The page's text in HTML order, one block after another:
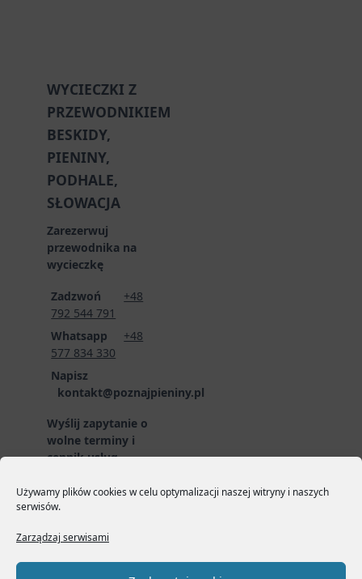
Używamy plików cookies w celu optymalizacji naszej witryny i naszych
serwisów.
Zarządzaj serwisami
WYCIECZKI Z
PRZEWODNIKIEM
BESKIDY,
PIENINY,
PODHALE,
SŁOWACJA
Zarezerwuj
przewodnika na
wycieczkę
Zadzwoń +48
792 544 791
Whatsapp +48
577 834 330
Napisz
kontakt@poznajpieniny.pl
Wyślij zapytanie o
wolne terminy i
cennik usług
poprzez formularz
zgłoszeniowy: